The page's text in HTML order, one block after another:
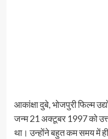
आकांक्षा दुबे, भोजपुरी फिल्म
जन्म 21 अक्टूबर 1997 को
था। उन्होंने बहुत कम समय में